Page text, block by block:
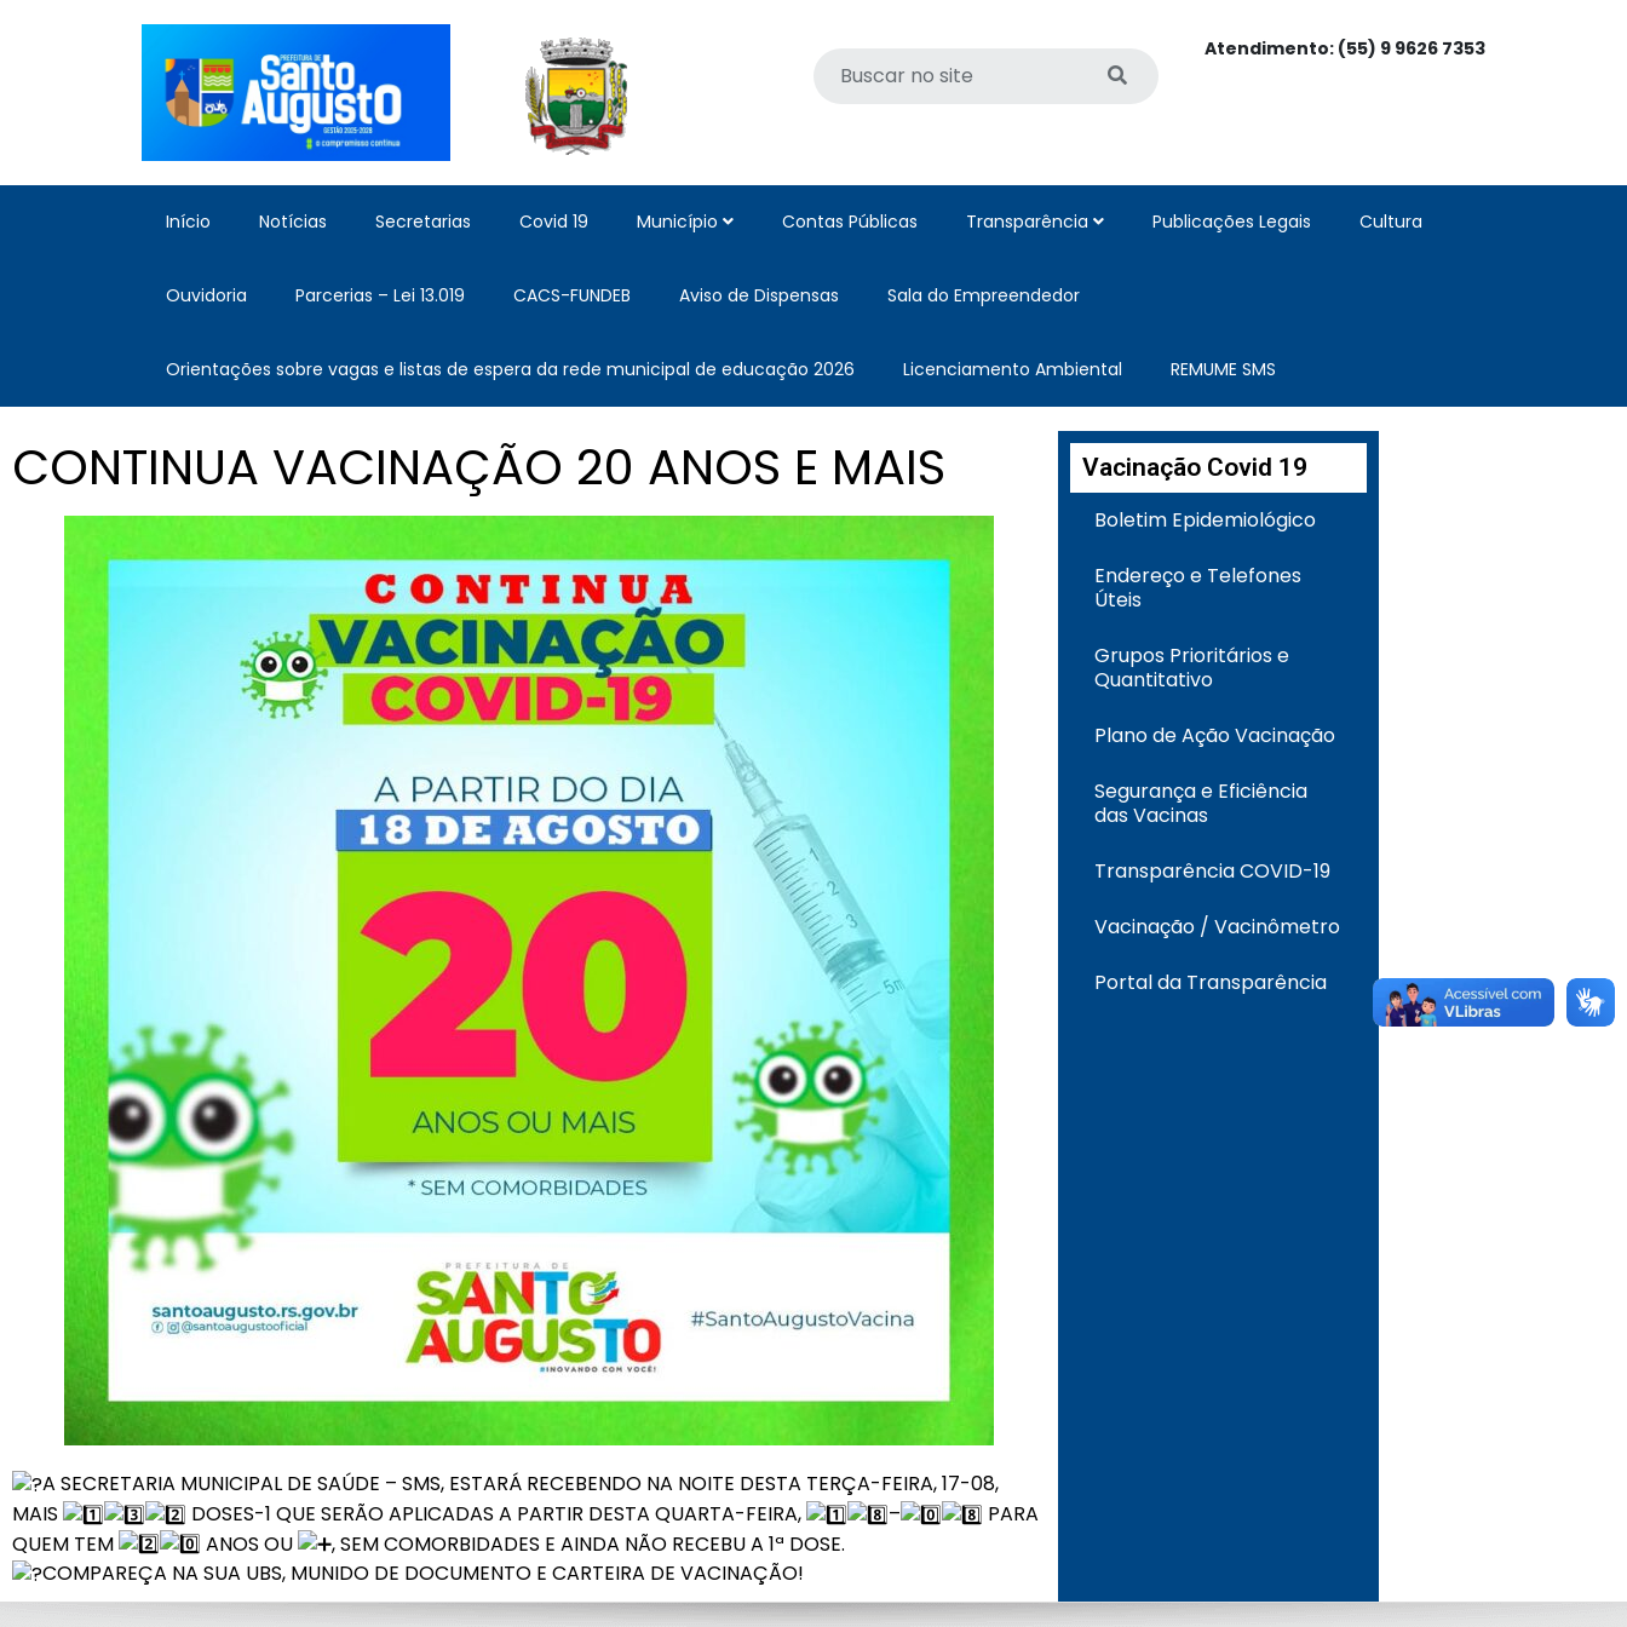
Atendimento: (55) 9 9626 7353
Início Notícias Secretarias Covid 19 Município Contas Públicas Transparência Publicações Legais Cultura
Ouvidoria Parcerias – Lei 13.019 CACS-FUNDEB Aviso de Dispensas Sala do Empreendedor
Orientações sobre vagas e listas de espera da rede municipal de educação 2026 Licenciamento Ambiental REMUME SMS
CONTINUA VACINAÇÃO 20 ANOS E MAIS
A SECRETARIA MUNICIPAL DE SAÚDE – SMS, ESTARÁ RECEBENDO NA NOITE DESTA TERÇA-FEIRA, 17-08,
MAIS
DOSES-1 QUE SERÃO APLICADAS A PARTIR DESTA QUARTA-FEIRA, –
PARA
QUEM TEM
ANOS OU
, SEM COMORBIDADES E AINDA NÃO RECEBU A 1ª DOSE.
COMPAREÇA NA SUA UBS, MUNIDO DE DOCUMENTO E CARTEIRA DE VACINAÇÃO!
Vacinação Covid 19
Boletim Epidemiológico
Endereço e Telefones
Úteis
Grupos Prioritários e
Quantitativo
Plano de Ação Vacinação
Segurança e Eficiência
das Vacinas
Transparência COVID-19
Vacinação / Vacinômetro
Portal da Transparência